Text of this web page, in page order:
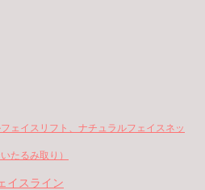
ェイスリフト、ナチュラルフェイスネッ
たるみ取り）
イスライン